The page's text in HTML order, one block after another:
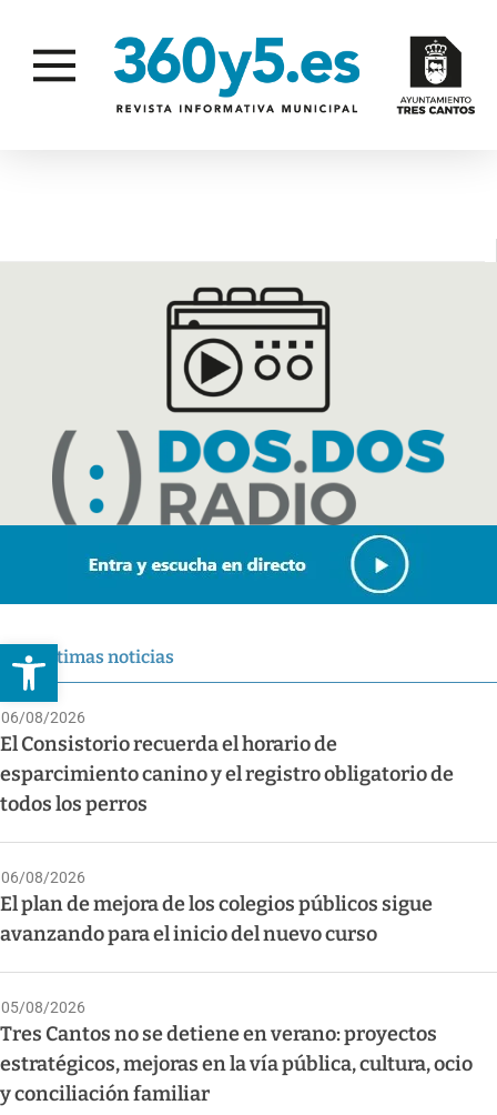
Abrir barra de herramientas
Últimas noticias
06/08/2026
El Consistorio recuerda el horario de
esparcimiento canino y el registro obligatorio de
todos los perros
06/08/2026
El plan de mejora de los colegios públicos sigue
avanzando para el inicio del nuevo curso
05/08/2026
Tres Cantos no se detiene en verano: proyectos
estratégicos, mejoras en la vía pública, cultura, ocio
y conciliación familiar